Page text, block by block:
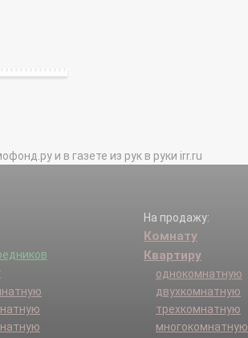
и в газете из рук в руки irr.ru
На продажу:
Комнату
Квартиру
однокомнатную
двухкомнатную
трехкомнатную
многокомнатную